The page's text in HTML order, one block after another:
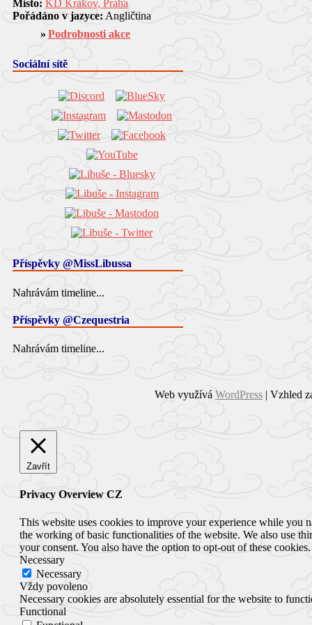
Místo: KD Krakov, Praha
Pořádáno v jazyce: Angličtina
Podrobnosti akce
Sociální sítě
Příspěvky @MissLibussa
Nahrávám timeline...
Příspěvky @Czequestria
Nahrávám timeline...
Web využívá WordPress | Vzhled
Zavřít
Privacy Overview CZ
This website uses cookies to improve your experience while you
the working of basic functionalities of the website. We also use
your consent. You also have the option to opt-out of these
Necessary
Necessary
Vždy povoleno
Necessary cookies are absolutely essential for the website to
Functional